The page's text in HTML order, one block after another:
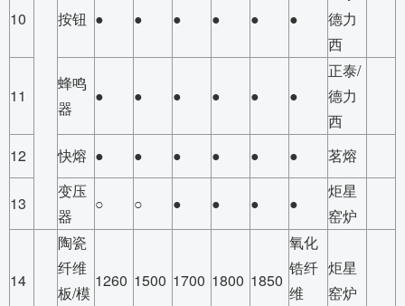
10 按钮 ● ● ● ● ● ●
德力
西
11
蜂鸣
器
● ● ● ● ● ●
正泰/
德力
西
12
快熔 ● ● ● ● ● ● 茗熔
13
变压
器
○ ○ ● ● ● ●
炬星
窑炉
14
陶瓷
纤维
板/模
1260 1500 1700 1800 1850
氧化
锆纤
维
炬星
窑炉